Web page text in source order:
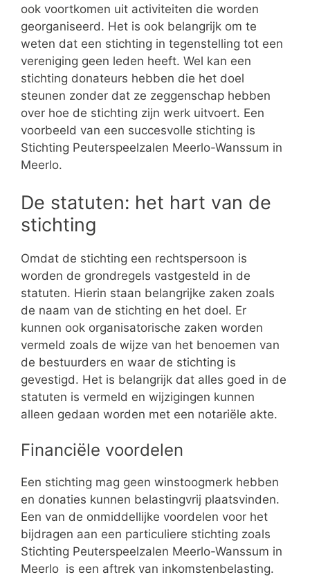
ook voortkomen uit activiteiten die worden
georganiseerd. Het is ook belangrijk om te
weten dat een stichting in tegenstelling tot een
vereniging geen leden heeft. Wel kan een
stichting donateurs hebben die het doel
steunen zonder dat ze zeggenschap hebben
over hoe de stichting zijn werk uitvoert. Een
voorbeeld van een succesvolle stichting is
Stichting Peuterspeelzalen Meerlo-Wanssum in
Meerlo.
De statuten: het hart van de
stichting
Omdat de stichting een rechtspersoon is
worden de grondregels vastgesteld in de
statuten. Hierin staan belangrijke zaken zoals
de naam van de stichting en het doel. Er
kunnen ook organisatorische zaken worden
vermeld zoals de wijze van het benoemen van
de bestuurders en waar de stichting is
gevestigd. Het is belangrijk dat alles goed in de
statuten is vermeld en wijzigingen kunnen
alleen gedaan worden met een notariële akte.
Financiële voordelen
Een stichting mag geen winstoogmerk hebben
en donaties kunnen belastingvrij plaatsvinden.
Een van de onmiddellijke voordelen voor het
bijdragen aan een particuliere stichting zoals
Stichting Peuterspeelzalen Meerlo-Wanssum in
Meerlo is een aftrek van inkomstenbelasting.